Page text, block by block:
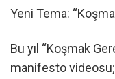
Yeni Tema:
Bu yıl “Koşmak
manifesto